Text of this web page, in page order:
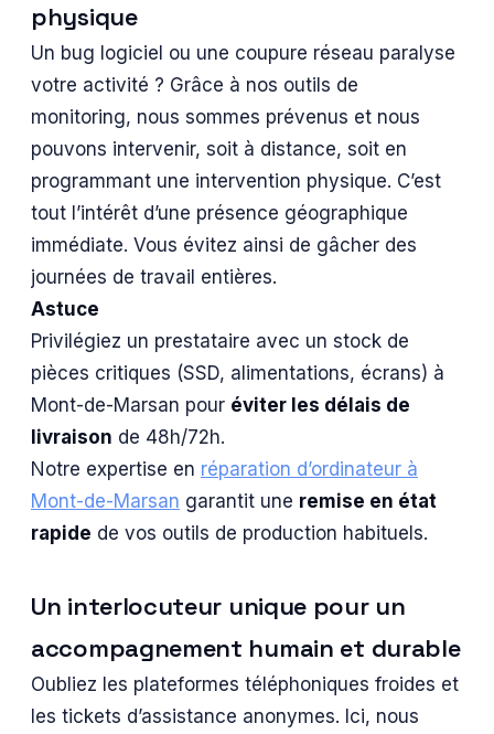
physique
Un bug logiciel ou une coupure réseau paralyse
votre activité ? Grâce à nos outils de
monitoring, nous sommes prévenus et nous
pouvons intervenir, soit à distance, soit en
programmant une intervention physique. C’est
tout l’intérêt d’une présence géographique
immédiate. Vous évitez ainsi de gâcher des
journées de travail entières.
Astuce
Privilégiez un prestataire avec un stock de
pièces critiques (SSD, alimentations, écrans) à
Mont-de-Marsan pour éviter les délais de
livraison de 48h/72h.
Notre expertise en réparation d’ordinateur à
Mont-de-Marsan garantit une remise en état
rapide de vos outils de production habituels.
Un interlocuteur unique pour un
accompagnement humain et durable
Oubliez les plateformes téléphoniques froides et
les tickets d’assistance anonymes. Ici, nous